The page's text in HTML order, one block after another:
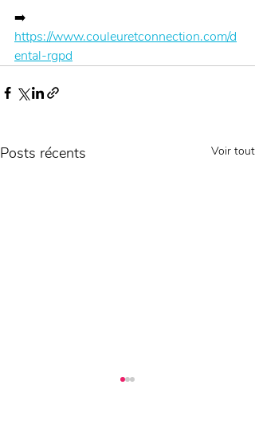
➡️
https://www.couleuretconnection.com/d
ental-rgpd
Posts récents Voir tout